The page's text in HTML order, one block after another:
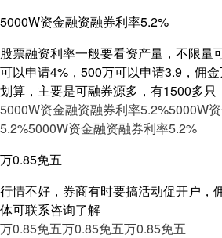
5000W资金融资融券利率5.2%
股票融资利率一般要看资产量，不限量
可以申请4%，500万可以申请3.9，佣
划算，主要是可融券源多，有1500多只
5000W资金融资融券利率5.2%5000W
5.2%5000W资金融资融券利率5.2%
万0.85免五
行情不好，券商有时要搞活动促开户，
体可联系咨询了解
万0.85免五万0.85免五万0.85免五